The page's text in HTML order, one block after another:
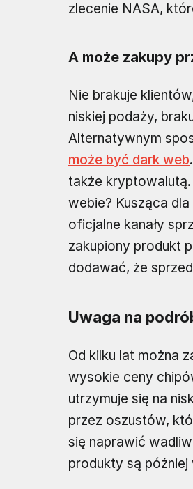
zlecenie NASA,
A może zakupy
Nie brakuje
niskiej podaży,
Alternatywnym
może być dark web
także
webie? Kusząca
oficjalne kanały
zakupiony produkt
dodawać, że
Uwaga na
Od kilku lat można
wysokie ceny
utrzymuje się na
przez oszustów,
się naprawić
produkty są